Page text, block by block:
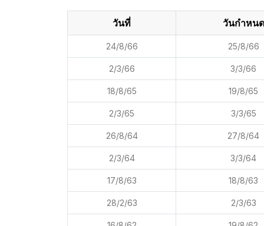
วันที่ วันกำหนด
24/8/66 25/8/66
2/3/66 3/3/66
18/8/65 19/8/65
2/3/65 3/3/65
26/8/64 27/8/64
2/3/64 3/3/64
17/8/63 18/8/63
28/2/63 2/3/63